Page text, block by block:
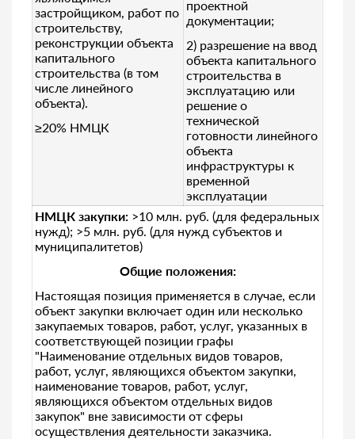
застройщиком, работ по
строительству,
реконструкции объекта
капитального
строительства (в том
числе линейного
объекта).
≥20% НМЦК
проектной
документации;
2) разрешение на ввод
объекта капитального
строительства в
эксплуатацию или
решение о
технической
готовности линейного
объекта
инфраструктуры к
временной
эксплуатации
НМЦК закупки: >10 млн. руб. (для федеральных
нужд); >5 млн. руб. (для нужд субъектов и
муниципалитетов)
Общие положения:
Настоящая позиция применяется в случае, если
объект закупки включает один или несколько
закупаемых товаров, работ, услуг, указанных в
соответствующей позиции графы
"Наименование отдельных видов товаров,
работ, услуг, являющихся объектом закупки,
наименование товаров, работ, услуг,
являющихся объектом отдельных видов
закупок" вне зависимости от сферы
осуществления деятельности заказчика.